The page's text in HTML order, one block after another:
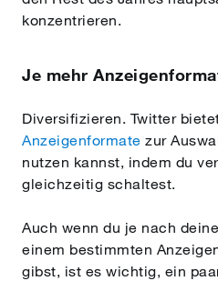
konzentrieren.
Je mehr
Diversifizieren. Twitter
Anzeigenformate zur
nutzen kannst, indem du
gleichzeitig schaltest.
Auch wenn du je nach
einem bestimmten
gibst, ist es wichtig, ein